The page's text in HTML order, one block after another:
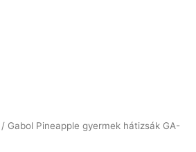
/ Gabol Pineapple gyermek hátizsák GA-